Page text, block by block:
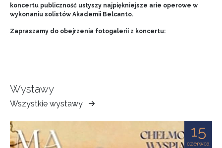
koncertu publiczność usłyszy najpiękniejsze arie operowe w
wykonaniu solistów Akademii Belcanto.
Zapraszamy do obejrzenia fotogalerii z koncertu:
Wystawy
Wszystkie wystawy
Muzeum
Ziemi
Tarnowskiej
15
czerwca